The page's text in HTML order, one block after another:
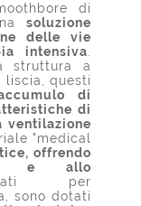
di
soluzione
delle vie
intensiva
struttura a
liscia, questi
di
di
ventilazione
"medical
offrendo
e allo
per
sono dotati